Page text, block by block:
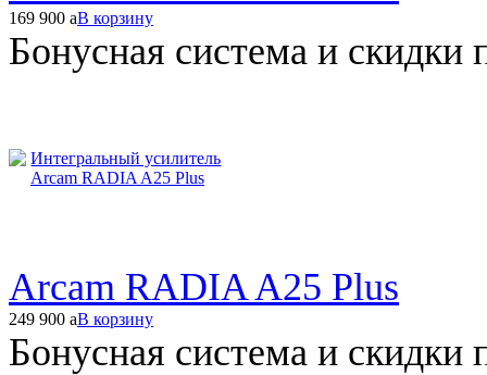
169 900 aВ корзину
Бонусная система и скидки
Arcam RADIA A25 Plus
249 900 aВ корзину
Бонусная система и скидки